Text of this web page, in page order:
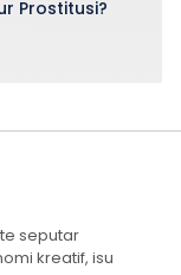
Prostitusi?
seputar
kreatif, isu